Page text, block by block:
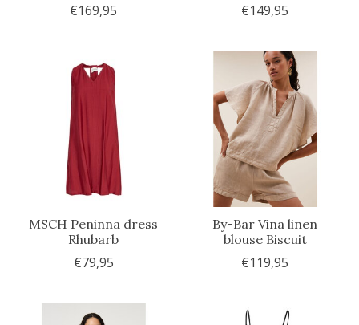
€169,95 €149,95
MSCH Peninna dress
Rhubarb
€79,95
By-Bar Vina linen
blouse Biscuit
€119,95